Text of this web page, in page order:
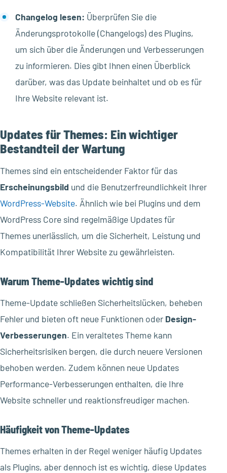
Changelog lesen: Überprüfen Sie die
Änderungsprotokolle (Changelogs) des Plugins,
um sich über die Änderungen und Verbesserungen
zu informieren. Dies gibt Ihnen einen Überblick
darüber, was das Update beinhaltet und ob es für
Ihre Website relevant ist.
Updates für Themes: Ein wichtiger
Bestandteil der Wartung
Themes sind ein entscheidender Faktor für das
Erscheinungsbild und die Benutzerfreundlichkeit Ihrer
WordPress-Website. Ähnlich wie bei Plugins und dem
WordPress Core sind regelmäßige Updates für
Themes unerlässlich, um die Sicherheit, Leistung und
Kompatibilität Ihrer Website zu gewährleisten.
Warum Theme-Updates wichtig sind
Theme-Update schließen Sicherheitslücken, beheben
Fehler und bieten oft neue Funktionen oder Design-
Verbesserungen. Ein veraltetes Theme kann
Sicherheitsrisiken bergen, die durch neuere Versionen
behoben werden. Zudem können neue Updates
Performance-Verbesserungen enthalten, die Ihre
Website schneller und reaktionsfreudiger machen.
Häufigkeit von Theme-Updates
Themes erhalten in der Regel weniger häufig Updates
als Plugins, aber dennoch ist es wichtig, diese Updates